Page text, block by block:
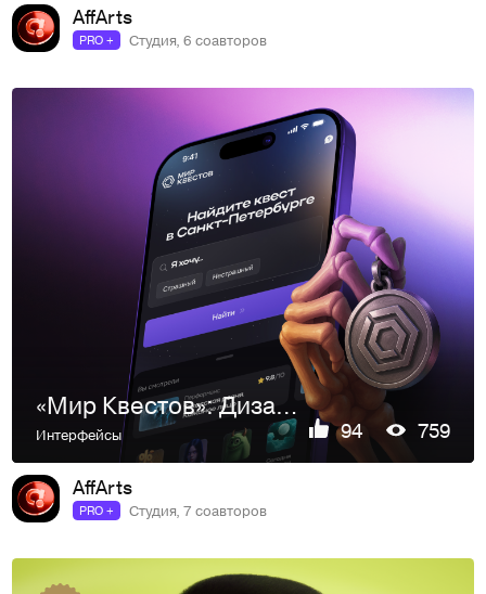
AffArts
PRO + Студия, 6 соавторов
«Мир Квестов»: Дизайн мобильного приложения
Интерфейсы 94 759
AffArts
PRO + Студия, 7 соавторов